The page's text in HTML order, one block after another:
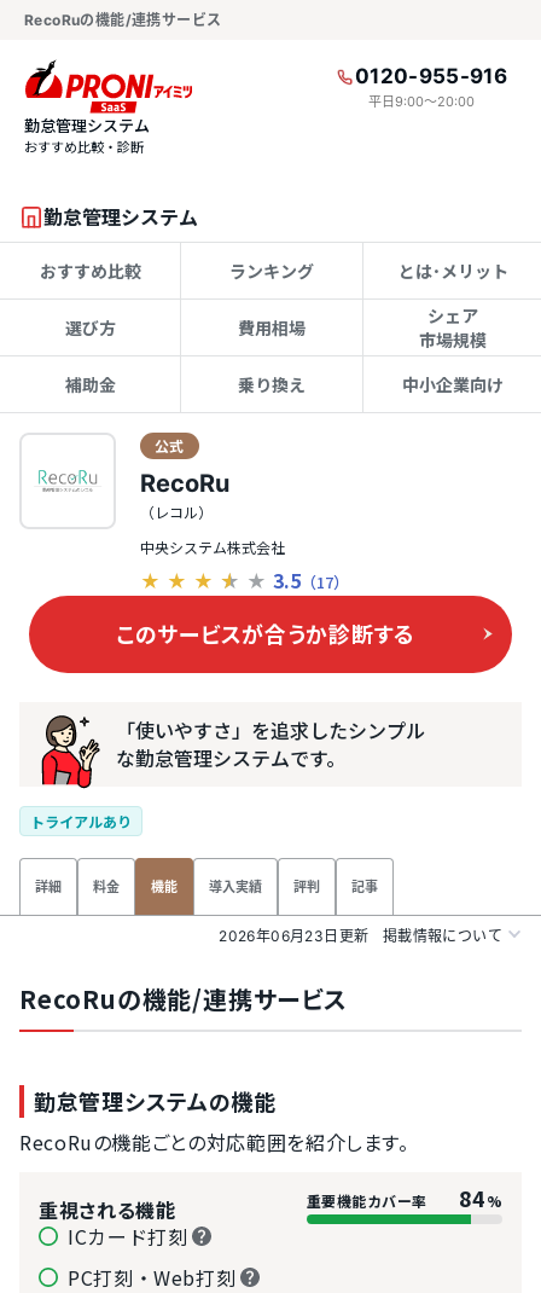
RecoRuの機能/連携サービス
0120-955-916
平日9:00〜20:00
勤怠管理システム
おすすめ比較・診断
勤怠管理システム
おすすめ比較 ランキング とは･メリット
選び方 費用相場
シェア
市場規模
補助金
乗り換え 中小企業向け
公式
RecoRu
（レコル）
中央システム株式会社
★ ★ ★ ★ ★ 3.5 （17）
このサービスが合うか診断する
「使いやすさ」を追求したシンプル
な勤怠管理システムです。
トライアルあり
詳細 料金 機能 導入実績 評判 記事
2026年06月23日更新 掲載情報について
RecoRuの機能/連携サービス
勤怠管理システムの機能
RecoRuの機能ごとの対応範囲を紹介します。
重視される機能 重要機能カバー率 84%
ICカード打刻
PC打刻・Web打刻